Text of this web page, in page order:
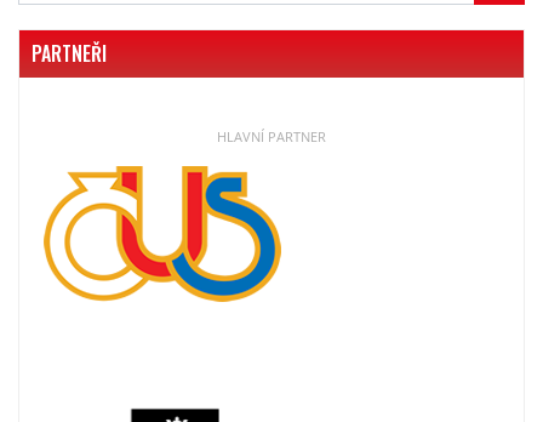
PARTNEŘI
HLAVNÍ PARTNER